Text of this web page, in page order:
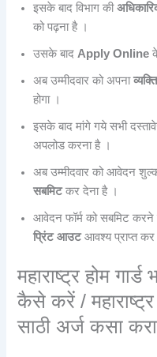
इसके बाद विभाग की
को पढ़ना है ।
उसके बाद Apply Online
अब उम्मीदवार को अपना
होगा ।
इसके बाद मांगे गये सभी
अपलोड करना है ।
अब उम्मीदवार को आवेदन
सबमिटकर देना है ।
आवेदन फॉर्म को सबमिट करने
प्रिंट आउटआवश्य प्राप्त कर
महाराष्ट्र होम
कैसे करें / महाराष्ट्र
साठी अर्ज कसा